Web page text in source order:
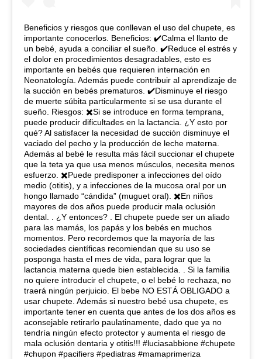
Beneficios y riesgos que conllevan el uso del chupete, es
importante conocerlos. Beneficios: ✔️Calma el llanto de
un bebé, ayuda a conciliar el sueño. ✔️Reduce el estrés y
el dolor en procedimientos desagradables, esto es
importante en bebés que requieren internación en
Neonatología. Además puede contribuir al aprendizaje de
la succión en bebés prematuros. ✔️Disminuye el riesgo
de muerte súbita particularmente si se usa durante el
sueño. Riesgos: ✖️Si se introduce en forma temprana,
puede producir dificultades en la lactancia. ¿Y esto por
qué? Al satisfacer la necesidad de succión disminuye el
vaciado del pecho y la producción de leche materna.
Además al bebé le resulta más fácil succionar el chupete
que la teta ya que usa menos músculos, necesita menos
esfuerzo. ✖️Puede predisponer a infecciones del oído
medio (otitis), y a infecciones de la mucosa oral por un
hongo llamado “cándida” (muguet oral). ✖️En niños
mayores de dos años puede producir mala oclusión
dental. . ¿Y entonces? . El chupete puede ser un aliado
para las mamás, los papás y los bebés en muchos
momentos. Pero recordemos que la mayoría de las
sociedades científicas recomiendan que su uso se
posponga hasta el mes de vida, para lograr que la
lactancia materna quede bien establecida. . Si la familia
no quiere introducir el chupete, o el bebé lo rechaza, no
traerá ningún perjuicio. El bebe NO ESTÁ OBLIGADO a
usar chupete. Además si nuestro bebé usa chupete, es
importante tener en cuenta que antes de los dos años es
aconsejable retirarlo paulatinamente, dado que ya no
tendría ningún efecto protector y aumenta el riesgo de
mala oclusión dentaria y otitis!!! #luciasabbione #chupete
#chupon #pacifiers #pediatras #mamaprimeriza